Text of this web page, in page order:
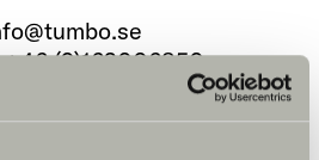
+46 (0)162006850
Spara i kalendern